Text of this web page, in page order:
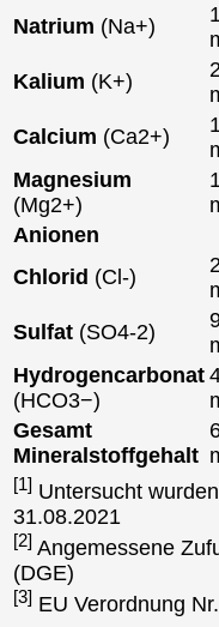
Natrium (Na+)
Kalium (K+)
Calcium (Ca2+)
Magnesium
(Mg2+)
Anionen
Chlorid (Cl-)
Sulfat (SO4-2)
Hydrogencarbonat
(HCO3−)
Gesamt
Mineralstoffgehalt
[1] Untersucht
31.08.2021
[2] Angemessene
(DGE)
[3] EU Verordnung